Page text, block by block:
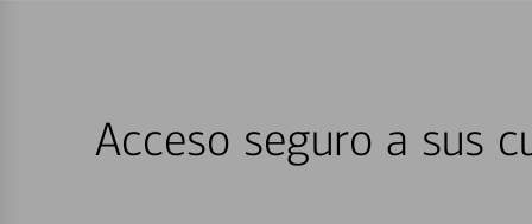
Acceso seguro a sus